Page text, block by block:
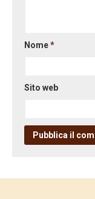
Nome*
Sito web